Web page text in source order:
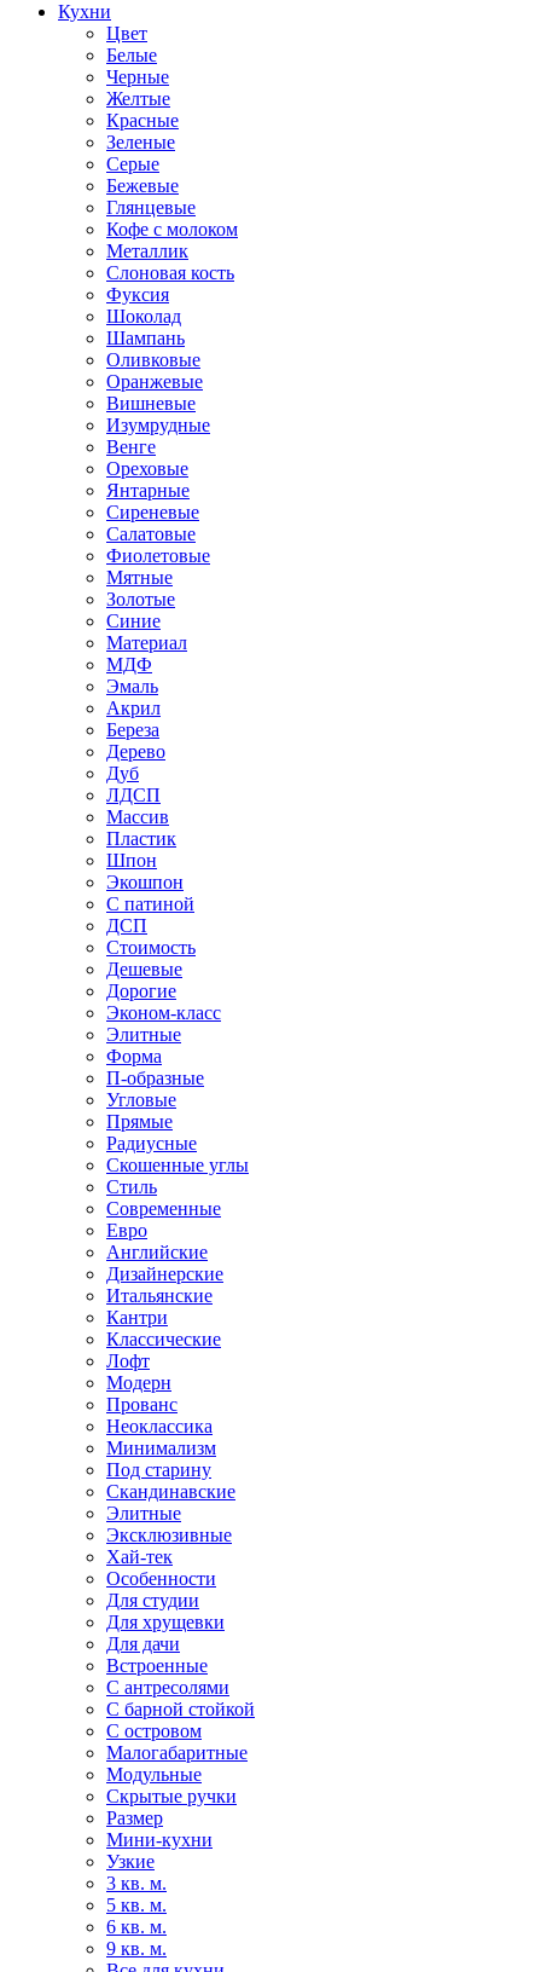
Кухни
Цвет
Белые
Черные
Желтые
Красные
Зеленые
Серые
Бежевые
Глянцевые
Кофе с молоком
Металлик
Слоновая кость
Фуксия
Шоколад
Шампань
Оливковые
Оранжевые
Вишневые
Изумрудные
Венге
Ореховые
Янтарные
Сиреневые
Салатовые
Фиолетовые
Мятные
Золотые
Синие
Материал
МДФ
Эмаль
Акрил
Береза
Дерево
Дуб
ЛДСП
Массив
Пластик
Шпон
Экошпон
С патиной
ДСП
Стоимость
Дешевые
Дорогие
Эконом-класс
Элитные
Форма
П-образные
Угловые
Прямые
Радиусные
Скошенные углы
Стиль
Современные
Евро
Английские
Дизайнерские
Итальянские
Кантри
Классические
Лофт
Модерн
Прованс
Неоклассика
Минимализм
Под старину
Скандинавские
Элитные
Эксклюзивные
Хай-тек
Особенности
Для студии
Для хрущевки
Для дачи
Встроенные
С антресолями
С барной стойкой
С островом
Малогабаритные
Модульные
Скрытые ручки
Размер
Мини-кухни
Узкие
3 кв. м.
5 кв. м.
6 кв. м.
9 кв. м.